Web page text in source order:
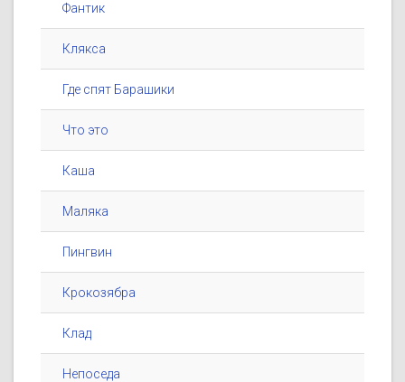
Фантик
Клякса
Где спят Барашики
Что это
Каша
Маляка
Пингвин
Крокозябра
Клад
Непоседа